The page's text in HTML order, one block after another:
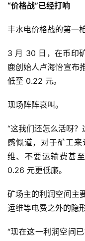
“价格战”已经打响
丰水电价格战的第一
3 月 30 日，在币印
鹿创始人卢海怡宣布
低至 0.22 元。
现场阵阵哀叫。
“这我们还怎么活呀？
感慨道，对于矿工
维、不要运输费甚
0.26 元更低廉。
矿场主的利润空间主
运维等电费之外的隐
“现在这一利润空间